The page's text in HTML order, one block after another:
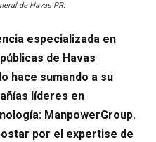
de Havas PR.
especializada en
de Havas
hace sumando a su
líderes en
ManpowerGroup.
por el expertise de